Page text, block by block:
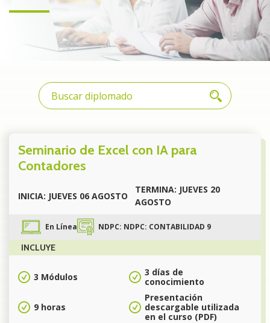
Seminario de Excel con IA para
Contadores
INICIA: JUEVES 06 AGOSTO
TERMINA: JUEVES 20
AGOSTO
En Línea NDPC: NDPC: CONTABILIDAD 9
INCLUYE
3 Módulos
3 días de
conocimiento
9 horas
Presentación
descargable utilizada
en el curso (PDF)